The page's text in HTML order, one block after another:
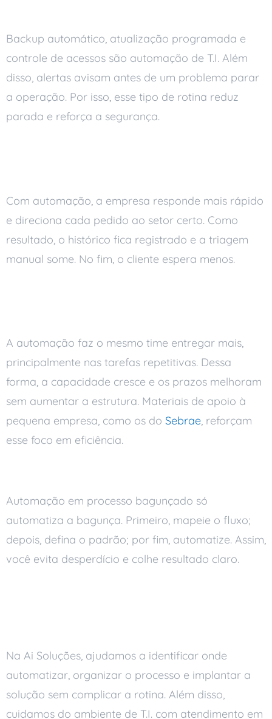
Backup automático, atualização programada e
controle de acessos são automação de T.I. Além
disso, alertas avisam antes de um problema parar
a operação. Por isso, esse tipo de rotina reduz
parada e reforça a segurança.
Com automação, a empresa responde mais rápido
e direciona cada pedido ao setor certo. Como
resultado, o histórico fica registrado e a triagem
manual some. No fim, o cliente espera menos.
A automação faz o mesmo time entregar mais,
principalmente nas tarefas repetitivas. Dessa
forma, a capacidade cresce e os prazos melhoram
sem aumentar a estrutura. Materiais de apoio à
pequena empresa, como os do Sebrae, reforçam
esse foco em eficiência.
Automação em processo bagunçado só
automatiza a bagunça. Primeiro, mapeie o fluxo;
depois, defina o padrão; por fim, automatize. Assim,
você evita desperdício e colhe resultado claro.
Na Ai Soluções, ajudamos a identificar onde
automatizar, organizar o processo e implantar a
solução sem complicar a rotina. Além disso,
cuidamos do ambiente de T.I. com atendimento em